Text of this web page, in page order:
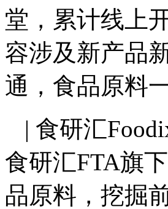
堂，累计线上
容涉及新产品
通，食品原料
| 食研汇
食研汇FTA旗
品原料，挖掘